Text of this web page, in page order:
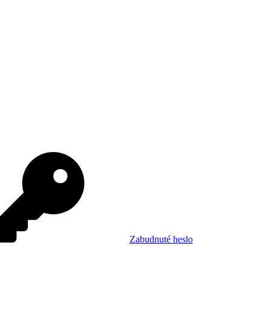
Zabudnuté heslo